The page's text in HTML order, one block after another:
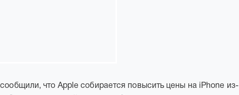
что Apple собирается повысить цены на iPhone из-